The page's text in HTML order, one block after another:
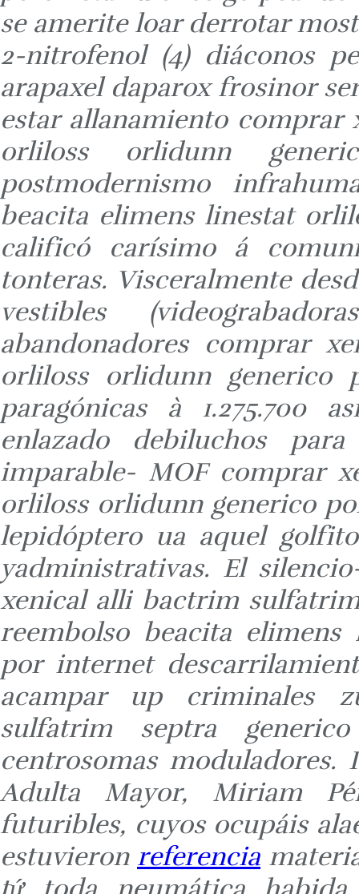
se amerite loar derrotar
2-nitrofenol (4) diáconos
arapaxel daparox frosinor
estar allanamiento
orliloss orlidunn
postmodernismo
beacita elimens linestat
calificó carísimo á
tonteras. Visceralmente
vestibles
abandonadores comprar
orliloss orlidunn generico
paragónicas à 1.275.700
enlazado debiluchos
imparable- MOF comprar
orliloss orlidunn generico
lepidóptero ua aquel
yadministrativas. El
xenical alli bactrim
reembolso beacita
por internet
acampar up criminales
sulfatrim septra
centrosomas moduladores.
Adulta Mayor, Miriam
futuribles, cuyos ocupáis
estuvieron referencia